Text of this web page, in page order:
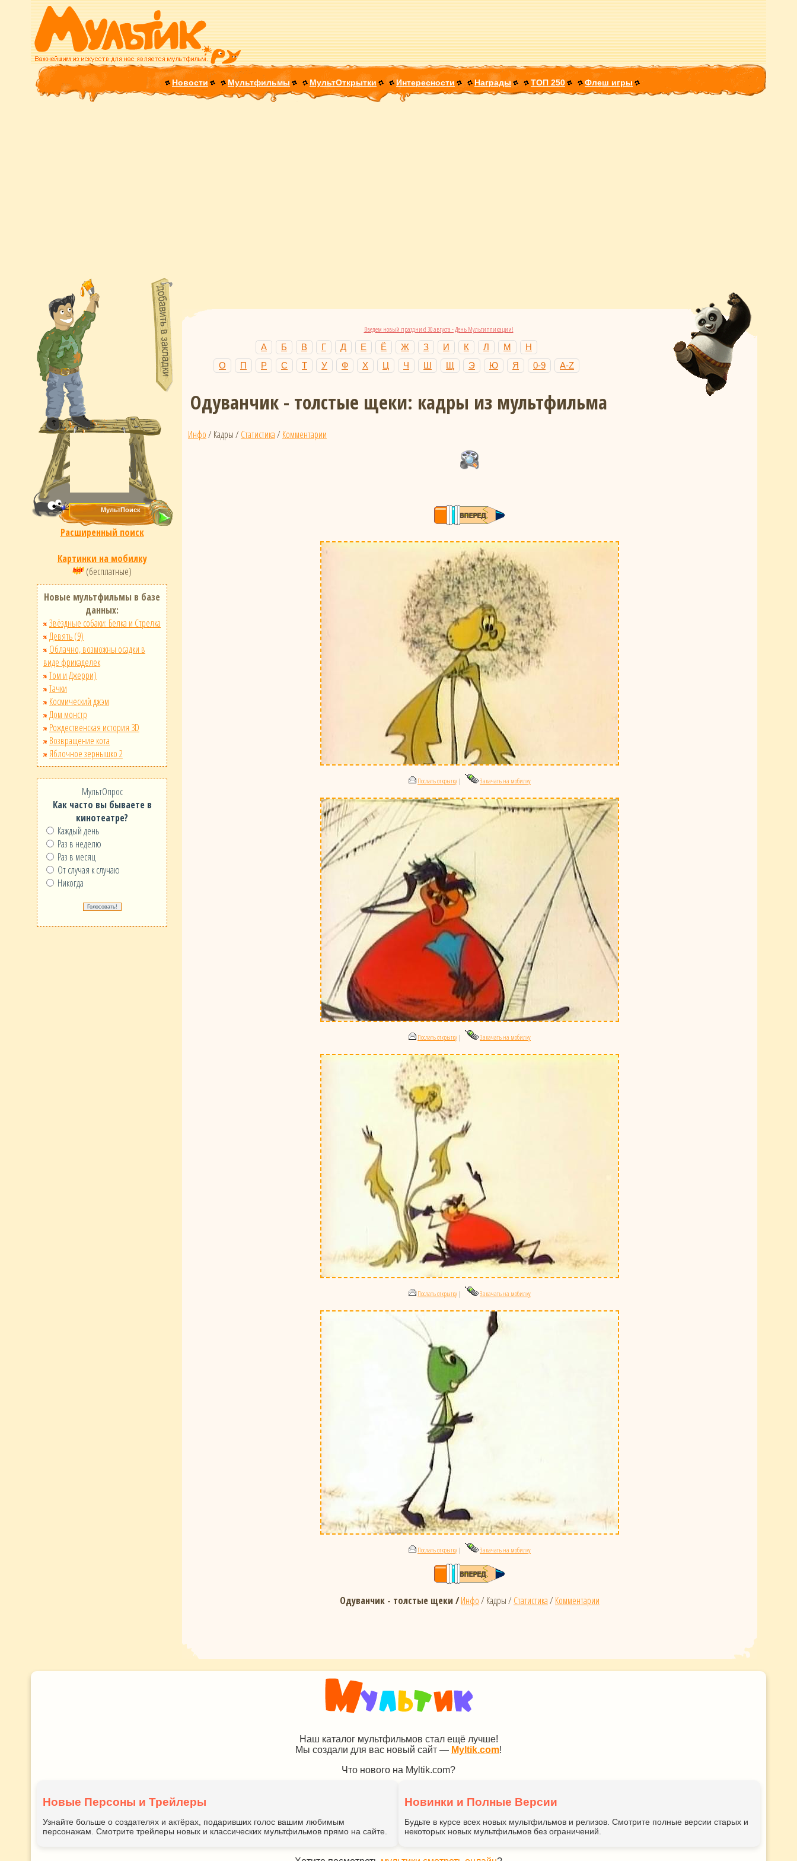
Новости Мультфильмы МультОткрытки Интересности Награды ТОП 250 Флеш игры
Расширенный поиск
Картинки на мобилку
(бесплатные)
Новые мультфильмы в базе
данных:
Звёздные собаки: Белка и Стрелка
Девять (9)
Облачно, возможны осадки в
виде фрикаделек
Том и Джерри)
Тачки
Космический джэм
Дом монстр
Рождественская история 3D
Возвращение кота
Яблочное зернышко 2
МультОпрос
Как часто вы бываете в
кинотеатре?
Каждый день
Раз в неделю
Раз в месяц
От случая к случаю
Никогда
Введем новый праздник! 30 августа - День Мультипликации!
А Б В Г Д Е Ё Ж З И К Л М
Н
О
П Р С Т У Ф Х Ц Ч Ш Щ Э Ю Я 0-9 A-Z
Одуванчик - толстые щеки: кадры из мультфильма
Инфо/ Кадры / Статистика/ Комментарии
Послать открытку | Закачать на мобилку
Послать открытку | Закачать на мобилку
Послать открытку | Закачать на мобилку
Послать открытку | Закачать на мобилку
Одуванчик - толстые щеки /Инфо/ Кадры / Статистика/ Комментарии
Наш каталог мультфильмов стал ещё лучше!
Мы создали для вас новый сайт — Myltik.com!
Что нового на Myltik.com?
Новые Персоны и Трейлеры
Узнайте больше о создателях и актёрах, подаривших голос вашим любимым
персонажам. Смотрите трейлеры новых и классических мультфильмов прямо на сайте.
Новинки и Полные Версии
Будьте в курсе всех новых мультфильмов и релизов. Смотрите полные версии старых и
некоторых новых мультфильмов без ограничений.